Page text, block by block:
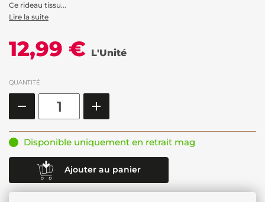
Ce rideau tissu...
Lire la suite
12,99 € L'Unité
QUANTITÉ
Disponible uniquement en retrait mag
Ajouter au panier